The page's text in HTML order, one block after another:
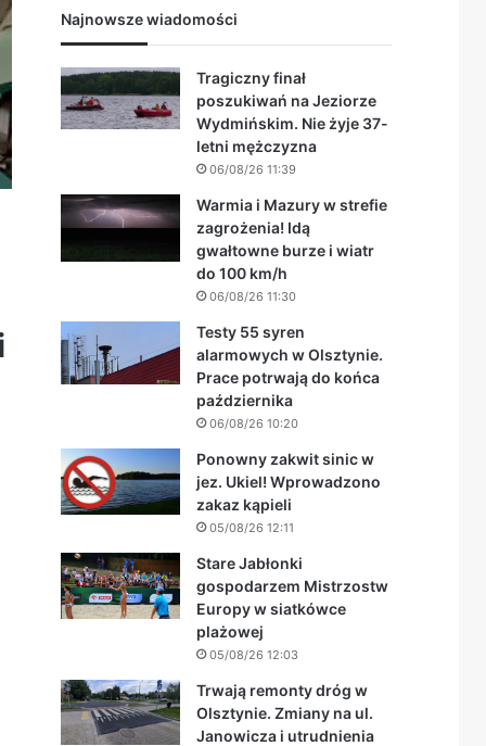
Najnowsze wiadomości
Tragiczny finał
poszukiwań na Jeziorze
Wydmińskim. Nie żyje 37-
letni mężczyzna
06/08/26 11:39
Warmia i Mazury w strefie
zagrożenia! Idą
gwałtowne burze i wiatr
do 100 km/h
06/08/26 11:30
Testy 55 syren
alarmowych w Olsztynie.
Prace potrwają do końca
października
06/08/26 10:20
Ponowny zakwit sinic w
jez. Ukiel! Wprowadzono
zakaz kąpieli
05/08/26 12:11
Stare Jabłonki
gospodarzem Mistrzostw
Europy w siatkówce
plażowej
05/08/26 12:03
Trwają remonty dróg w
Olsztynie. Zmiany na ul.
Janowicza i utrudnienia